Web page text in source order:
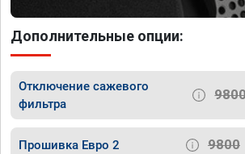
Дополнительные опции:
Отключение сажевого
фильтра
Прошивка Евро 2 9800